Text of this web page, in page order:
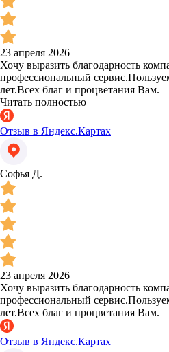
23 апреля 2026
Хочу выразить благодарность
профессиональный
лет.Всех благ и процветания Вам.
Читать полностью
Отзыв в Яндекс.Картах
Софья Д.
23 апреля 2026
Хочу выразить благодарность
профессиональный
лет.Всех благ и процветания Вам.
Отзыв в Яндекс.Картах